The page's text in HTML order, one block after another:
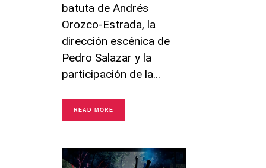
batuta de Andrés
Orozco-Estrada, la
dirección escénica de
Pedro Salazar y la
participación de la
READ MORE